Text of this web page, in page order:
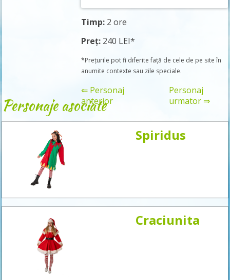
Timp: 2 ore
Preț: 240 LEI*
*Prețurile pot fi diferite față de cele de pe site în
anumite contexte sau zile speciale.
Rezervă
⇐ Personaj
anterior
Personaj
urmator ⇒
Personaje asociate
Spiridus
Craciunita